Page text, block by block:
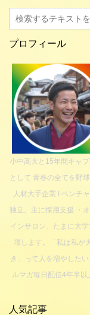
プロフィール
小中高大と15年間キャ
として 青春の全てを野球
人材大手企業 I ベンチ
独立。主に採用支援 ・
インサロン、たまに大学
壇します。「私は私が
き」って人を増やしたい
ルマガ毎日配信4年半以
人気記事